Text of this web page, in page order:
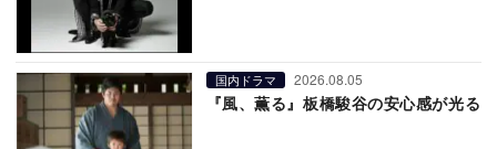
国内ドラマ 2026.08.05
『風、薫る』板橋駿谷の安心感が光る